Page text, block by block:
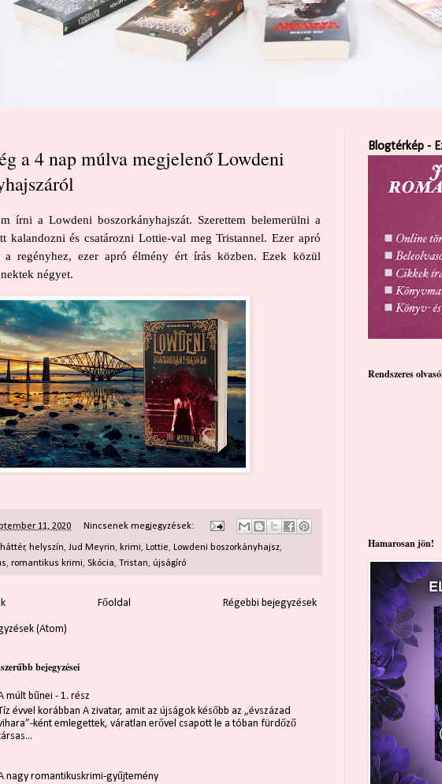
a 4 nap múlva megjelenő Lowdeni
írni a Lowdeni boszorkányhajszát. Szerettem belemerülni a
kalandozni és csatározni Lottie-val meg Tristannel. Ezer apró
a regényhez, ezer apró élmény ért írás közben. Ezek közül
négyet.
11, 2020 Nincsenek megjegyzések:
háttér, helyszín, Jud Meyrin, krimi, Lottie, Lowdeni boszorkányhajsz,
, romantikus krimi, Skócia, Tristan, újságíró
Régebbi bejegyzések
Főoldal
(Atom)
bejegyzései
múlt bűnei - 1. rész
évvel korábban A zivatar, amit az újságok később az „évszázad
ként emlegettek, váratlan erővel csapott le a tóban fürdőző
nagy romantikuskrimi-gyűjtemény
Blogtérkép -
Rendszeres
Hamarosan jön!